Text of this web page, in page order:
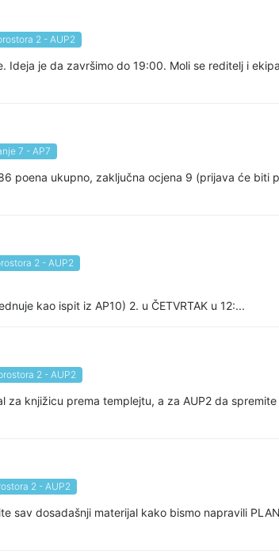
2 - AUP2
je da završimo do 19:00. Moli se reditelj i
7 - AP7
poena ukupno, zaključna ocjena 9 (prijava će biti
2 - AUP2
kao ispit iz AP10) 2. u ČETVRTAK u 12:...
2 - AUP2
knjižicu prema templejtu, a za AUP2 da
2 - AUP2
sav dosadašnji materijal kako bismo napravili